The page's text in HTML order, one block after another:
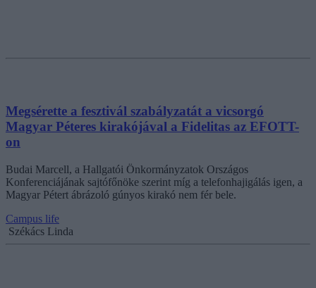
Megsérette a fesztivál szabályzatát a vicsorgó
Magyar Péteres kirakójával a Fidelitas az EFOTT-
on
Budai Marcell, a Hallgatói Önkormányzatok Országos
Konferenciájának sajtófőnöke szerint míg a telefonhajigálás igen, a
Magyar Pétert ábrázoló gúnyos kirakó nem fér bele.
Campus life
Székács Linda